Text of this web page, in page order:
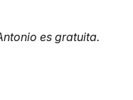
es gratuita.